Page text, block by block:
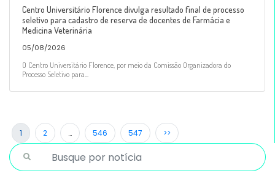
Centro Universitário Florence divulga resultado final de processo
seletivo para cadastro de reserva de docentes de Farmácia e
Medicina Veterinária
05/08/2026
O Centro Universitário Florence, por meio da Comissão Organizadora do
Processo Seletivo para...
1 2 … 546 547 >>